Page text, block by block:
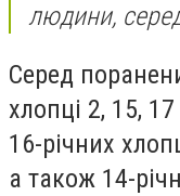
людини,
Серед
хлопці 2, 15,
16-річних
а також 14-